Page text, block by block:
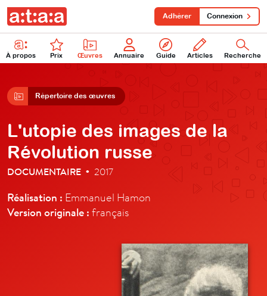
À propos Prix Œuvres Annuaire Guide Articles Recherche
Adhérer Connexion
Répertoire des œuvres
L'utopie des images de la
Révolution russe
DOCUMENTAIRE • 2017
Réalisation : Emmanuel Hamon
Version originale : français